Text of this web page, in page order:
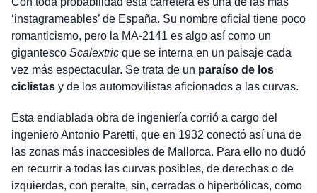
‘instagrameables’ de España. Su nombre oficial tiene poco
romanticismo, pero la MA-2141 es algo así como un
gigantesco Scalextricque se interna en un paisaje cada
vez más espectacular. Se trata de un paraíso de los
ciclistasy de los automovilistas aficionados a las curvas.
Esta endiablada obra de ingeniería corrió a cargo del
ingeniero Antonio Paretti, que en 1932 conectó así una de
las zonas más inaccesibles de Mallorca. Para ello no dudó
en recurrir a todas las curvas posibles, de derechas o de
izquierdas, con peralte, sin, cerradas o hiperbólicas, como